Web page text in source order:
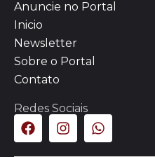
Anuncie no Portal
Inicio
Newsletter
Sobre o Portal
Contato
Redes Sociais